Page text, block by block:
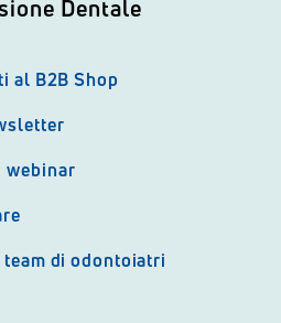
Dentale
al B2B Shop
webinar
di odontoiatri